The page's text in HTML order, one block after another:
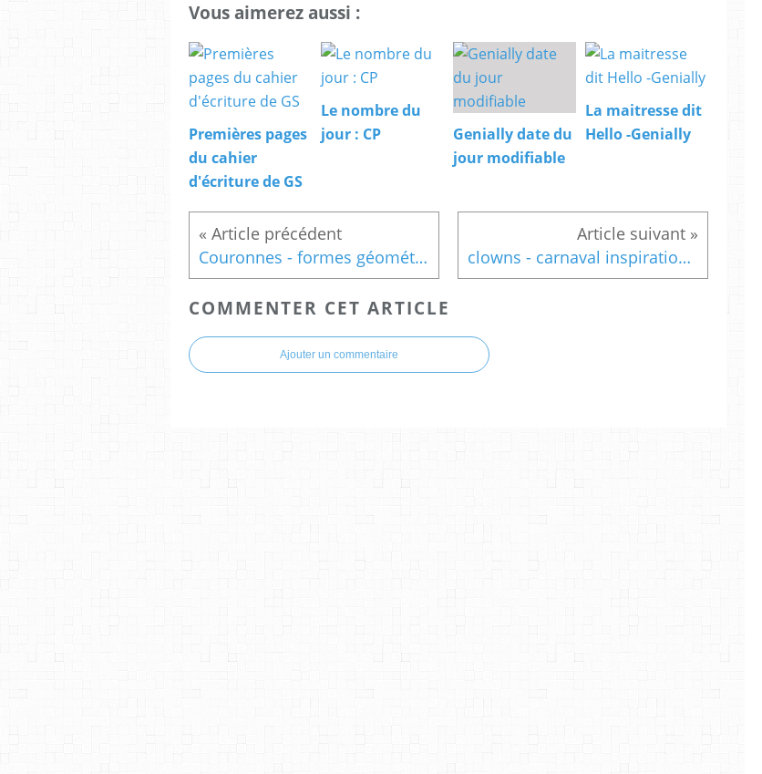
Vous aimerez aussi :
Premières pages
du cahier
d'écriture de GS
Le nombre du
jour : CP
Genially date du
jour modifiable
La maitresse dit
Hello -Genially
Couronnes - formes géométriques - MS clowns - carnaval inspiration Romero Britto/Frida Kahlo
COMMENTER CET ARTICLE
Ajouter un commentaire